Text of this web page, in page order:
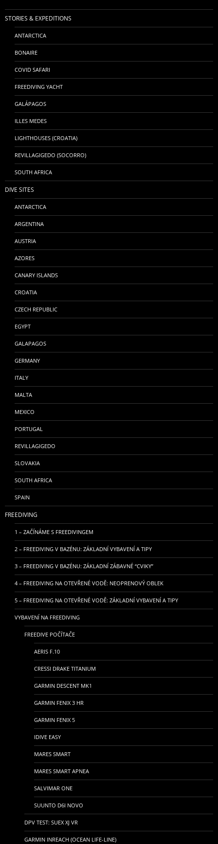
STORIES & EXPEDITIONS
ANTARCTICA
BONAIRE
COVID SAFARI
FREEDIVING YACHT
GALÁPAGOS
ILLES MEDES
LIGHTHOUSES (CROATIA)
REVILLAGIGEDO (SOCORRO)
SOUTH AFRICA
DIVE SITES
ANTARCTICA
ARGENTINA
AUSTRIA
AZORES
CANARY ISLANDS
CROATIA
CZECH REPUBLIC
EGYPT
GALAPAGOS
GERMANY
ITALY
MALTA
MEXICO
PORTUGAL
REVILLAGIGEDO
SLOVAKIA
SOUTH AFRICA
SPAIN
FREEDIVING
1 – ZAČÍNÁME S FREEDIVINGEM
2 – FREEDIVING V BAZÉNU: ZÁKLADNÍ VYBAVENÍ A TIPY
3 – FREEDIVING V BAZÉNU: ZÁKLADNÍ ZÁBAVNÉ “CVIKY”
4 – FREEDIVING NA OTEVŘENÉ VODĚ: NEOPRENOVÝ OBLEK
5 – FREEDIVING NA OTEVŘENÉ VODĚ: ZÁKLADNÍ VYBAVENÍ A TIPY
VYBAVENÍ NA FREEDIVING
FREEDIVE POČÍTAČE
AERIS F.10
CRESSI DRAKE TITANIUM
GARMIN DESCENT MK1
GARMIN FENIX 3 HR
GARMIN FENIX 5
IDIVE EASY
MARES SMART
MARES SMART APNEA
SALVIMAR ONE
SUUNTO D6I NOVO
DPV TEST: SUEX XJ VR
GARMIN INREACH (OCEAN LIFE-LINE)